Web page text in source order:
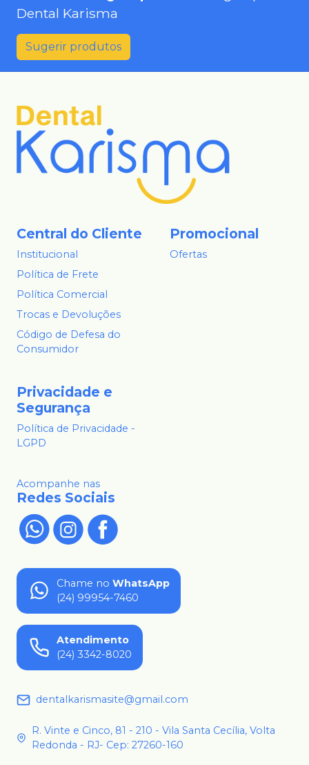
Dental Karisma
Sugerir produtos
Central do Cliente
Institucional
Política de Frete
Política Comercial
Trocas e Devoluções
Código de Defesa do
Consumidor
Promocional
Ofertas
Privacidade e
Segurança
Política de Privacidade -
LGPD
Acompanhe nas
Redes Sociais
Chame no WhatsApp
(24) 99954-7460
Atendimento
(24) 3342-8020
dentalkarismasite@gmail.com
R. Vinte e Cinco, 81 - 210 - Vila Santa Cecília, Volta
Redonda - RJ- Cep: 27260-160